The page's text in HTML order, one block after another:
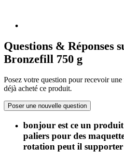
Questions & Réponses
Bronzefill 750 g
Posez votre question pour recevoir
déjà acheté ce produit.
Poser une nouvelle question
bonjour est ce un
paliers pour des
rotation peut il